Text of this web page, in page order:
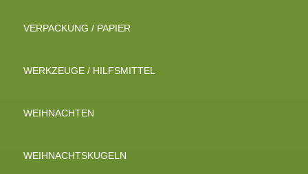
VERPACKUNG / PAPIER
WERKZEUGE / HILFSMITTEL
WEIHNACHTEN
WEIHNACHTSKUGELN